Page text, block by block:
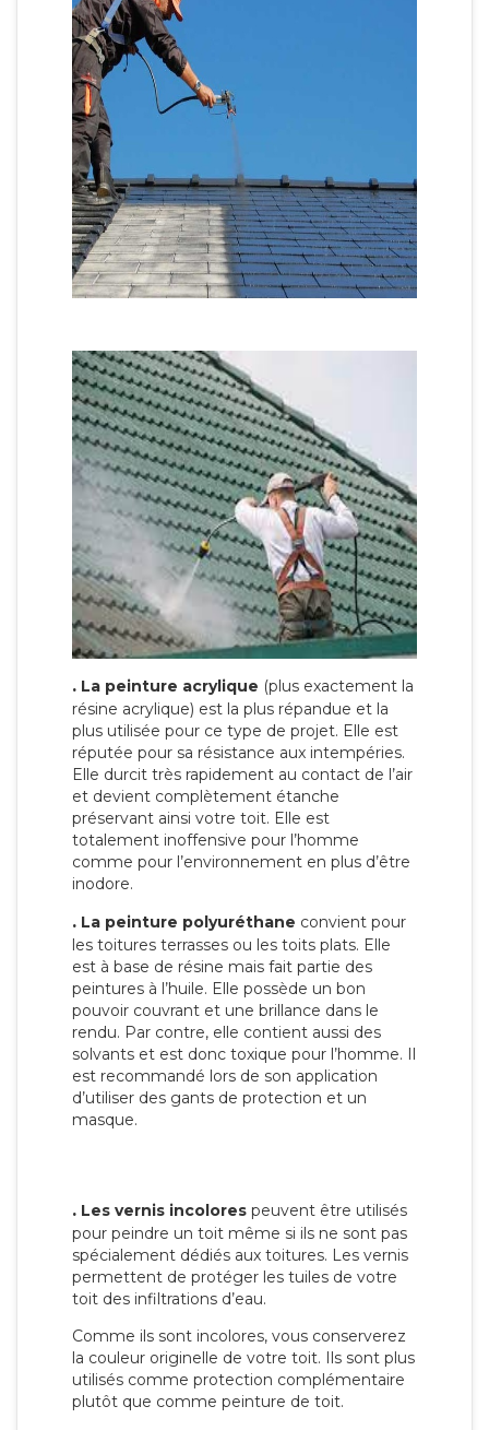
. La peinture acrylique (plus exactement la
résine acrylique) est la plus répandue et la
plus utilisée pour ce type de projet. Elle est
réputée pour sa résistance aux intempéries.
Elle durcit très rapidement au contact de l’air
et devient complètement étanche
préservant ainsi votre toit. Elle est
totalement inoffensive pour l’homme
comme pour l’environnement en plus d’être
inodore.
. La peinture polyuréthane convient pour
les toitures terrasses ou les toits plats. Elle
est à base de résine mais fait partie des
peintures à l’huile. Elle possède un bon
pouvoir couvrant et une brillance dans le
rendu. Par contre, elle contient aussi des
solvants et est donc toxique pour l’homme. Il
est recommandé lors de son application
d’utiliser des gants de protection et un
masque.
. Les vernis incolores peuvent être utilisés
pour peindre un toit même si ils ne sont pas
spécialement dédiés aux toitures. Les vernis
permettent de protéger les tuiles de votre
toit des infiltrations d’eau.
Comme ils sont incolores, vous conserverez
la couleur originelle de votre toit. Ils sont plus
utilisés comme protection complémentaire
plutôt que comme peinture de toit.